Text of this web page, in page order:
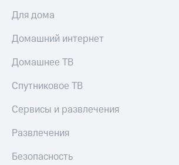
Для дома
Домашний интернет
Домашнее ТВ
Спутниковое ТВ
Сервисы и развлечения
Развлечения
Безопасность